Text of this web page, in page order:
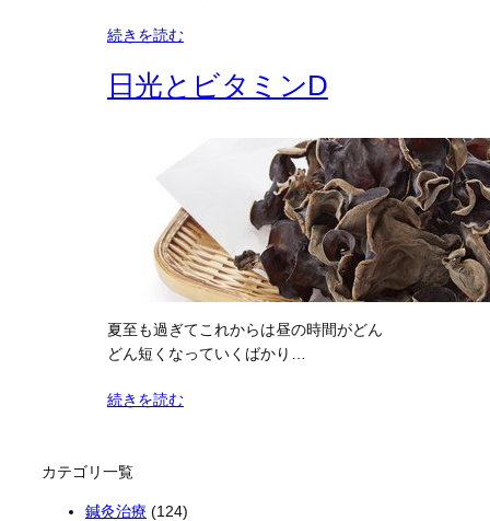
続きを読む
日光とビタミンD
夏至も過ぎてこれからは昼の時間がどん
どん短くなっていくばかり…
続きを読む
カテゴリ一覧
鍼灸治療 (124)